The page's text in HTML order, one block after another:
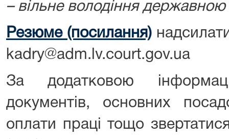
– вільне володіння
Резюме (посилання)
kadry@adm.lv.court.gov.ua
За додатковою
документів, основних
оплати праці тощо